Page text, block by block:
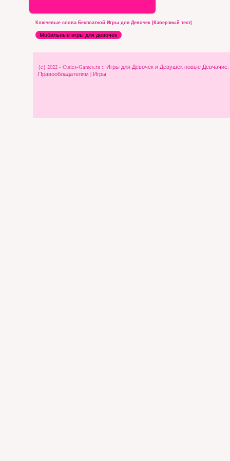
Ключевые слова Бесплатной Игры для Девочек |Каверзный тест|
Мобильные игры для девочек
{c} 2022 - Cuties-Games.ru :: Игры для Девочек и Девушек новые
Правообладателям | Игры